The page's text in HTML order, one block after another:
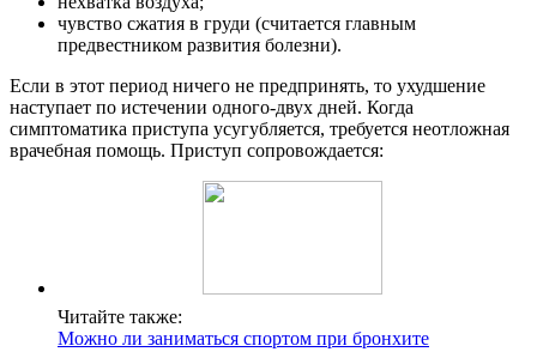
чувство сжатия в груди (считается главным
предвестником развития болезни).
Если в этот период ничего не предпринять, то ухудшение
наступает по истечении одного-двух дней. Когда
симптоматика приступа усугубляется, требуется неотложная
врачебная помощь. Приступ сопровождается:
Читайте также:
Можно ли заниматься спортом при бронхите